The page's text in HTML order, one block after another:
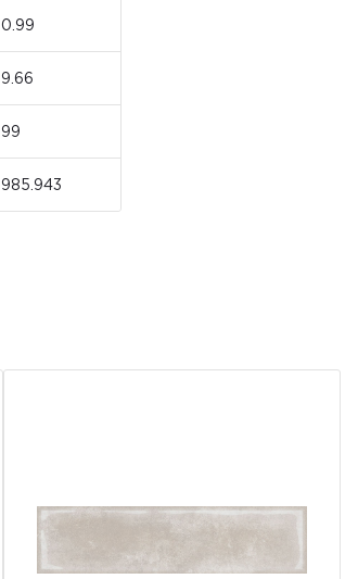
0.99
9.66
99
985.943